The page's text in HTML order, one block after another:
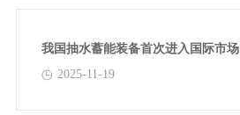
我国抽水蓄能装备首次进入国际市场
2025-11-19